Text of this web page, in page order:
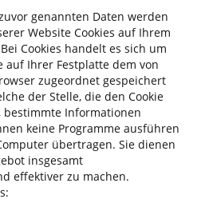
genannten Daten werden
Website Cookies auf Ihrem
Cookies handelt es sich um
auf Ihrer Festplatte dem von
zugeordnet gespeichert
der Stelle, die den Cookie
bestimmte Informationen
keine Programme ausführen
übertragen. Sie dienen
insgesamt
effektiver zu machen.